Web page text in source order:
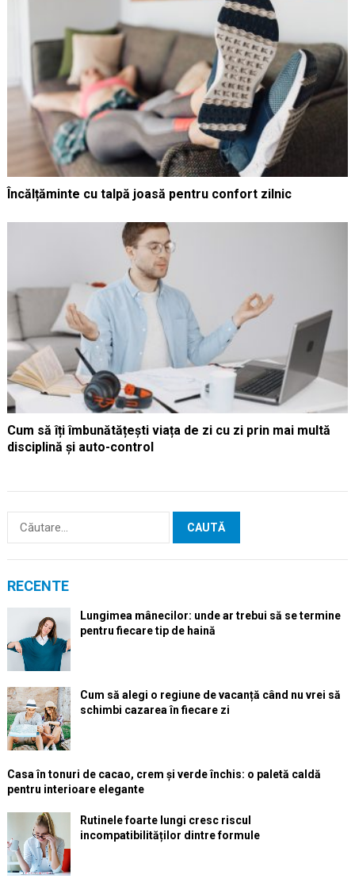
Încălțăminte cu talpă joasă pentru confort zilnic
Cum să îți îmbunătățești viața de zi cu zi prin mai multă
disciplină și auto-control
Caută
RECENTE
Lungimea mânecilor: unde ar trebui să se termine
pentru fiecare tip de haină
Cum să alegi o regiune de vacanță când nu vrei să
schimbi cazarea în fiecare zi
Casa în tonuri de cacao, crem și verde închis: o paletă caldă
pentru interioare elegante
Rutinele foarte lungi cresc riscul
incompatibilităților dintre formule